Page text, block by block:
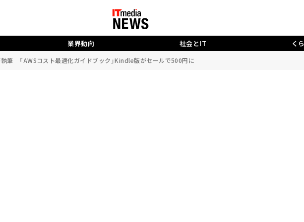
業界動向 社会とIT く
筆 「AWSコスト最適化ガイドブック」Kindle版がセールで500円に